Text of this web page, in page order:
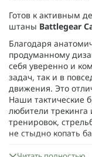
Готов к активным
штаны Battlegear
Благодаря
продуманному
себя уверенно и
задач, так и в
движения. Это
Наши тактические
любители трекинга
тренировок,
не стыдно копать
Сделаны из